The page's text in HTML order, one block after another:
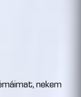
nekem